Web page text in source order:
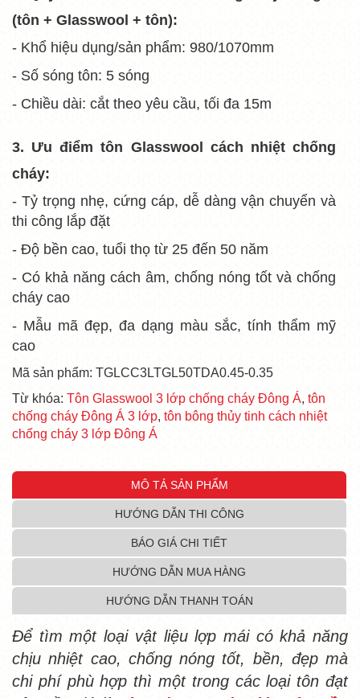
(tôn + Glasswool + tôn):
- Khổ hiệu dụng/sản phẩm: 980/1070mm
- Số sóng tôn: 5 sóng
- Chiều dài: cắt theo yêu cầu, tối đa 15m
3. Ưu điểm tôn Glasswool cách nhiệt chống
cháy:
- Tỷ trọng nhẹ, cứng cáp, dễ dàng vận chuyển và
thi công lắp đặt
- Độ bền cao, tuổi thọ từ 25 đến 50 năm
- Có khả năng cách âm, chống nóng tốt và chống
cháy cao
- Mẫu mã đẹp, đa dạng màu sắc, tính thẩm mỹ
cao
Mã sản phẩm: TGLCC3LTGL50TDA0.45-0.35
Từ khóa: Tôn Glasswool 3 lớp chống cháy Đông Á, tôn
chống cháy Đông Á 3 lớp, tôn bông thủy tinh cách nhiệt
chống cháy 3 lớp Đông Á
MÔ TẢ SẢN PHẨM
HƯỚNG DẪN THI CÔNG
BÁO GIÁ CHI TIẾT
HƯỚNG DẪN MUA HÀNG
HƯỚNG DẪN THANH TOÁN
Để tìm một loại vật liệu lợp mái có khả năng
chịu nhiệt cao, chống nóng tốt, bền, đẹp mà
chi phí phù hợp thì một trong các loại tôn đạt